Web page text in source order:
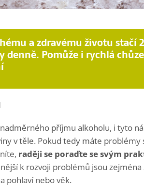
a zdravému životu stačí
denně. Pomůže i rychlá
příjmu alkoholu, i tyto
v těle. Pokud tedy máte problémy
raději se poraďte se svým
k rozvoji problémů jsou
pohlaví nebo věk.